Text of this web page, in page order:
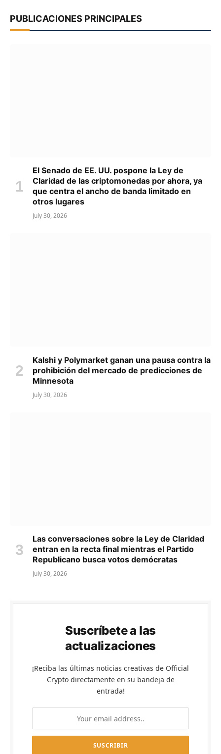
PUBLICACIONES PRINCIPALES
El Senado de EE. UU. pospone la Ley de
Claridad de las criptomonedas por ahora, ya
que centra el ancho de banda limitado en
otros lugares
July 30, 2026
Kalshi y Polymarket ganan una pausa contra la
prohibición del mercado de predicciones de
Minnesota
July 30, 2026
Las conversaciones sobre la Ley de Claridad
entran en la recta final mientras el Partido
Republicano busca votos demócratas
July 30, 2026
Suscríbete a las
actualizaciones
¡Reciba las últimas noticias creativas de Official
Crypto directamente en su bandeja de
entrada!